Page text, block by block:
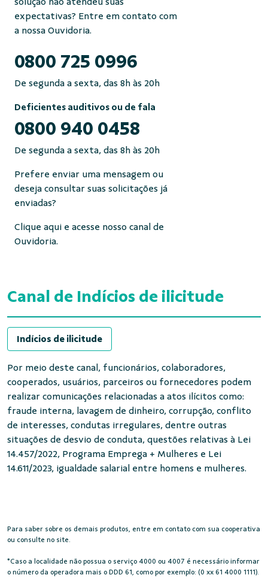
expectativas? Entre em contato com
a nossa Ouvidoria.
0800 725 0996
De segunda a sexta, das 8h às 20h
Deficientes auditivos ou de fala
0800 940 0458
De segunda a sexta, das 8h às 20h
Prefere enviar uma mensagem ou
deseja consultar suas solicitações já
enviadas?
Clique aqui e acesse nosso canal de
Ouvidoria.
Canal de Indícios de ilicitude
Indícios de ilicitude
Por meio deste canal, funcionários, colaboradores,
cooperados, usuários, parceiros ou fornecedores podem
realizar comunicações relacionadas a atos ilícitos como:
fraude interna, lavagem de dinheiro, corrupção, conflito
de interesses, condutas irregulares, dentre outras
situações de desvio de conduta, questões relativas à Lei
14.457/2022, Programa Emprega + Mulheres e Lei
14.611/2023, igualdade salarial entre homens e mulheres.
Para saber sobre os demais produtos, entre em contato com sua cooperativa
ou consulte no site.
*Caso a localidade não possua o serviço 4000 ou 4007 é necessário informar
o número da operadora mais o DDD 61, como por exemplo: (0 xx 61 4000 1111).